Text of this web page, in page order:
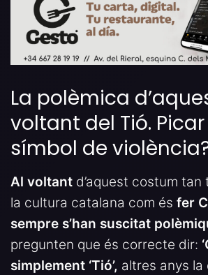
La polèmica
voltant del Tió. Picar
símbol de
Al voltant d’aquest costum
la cultura catalana com és fer
sempre s’han suscitat
pregunten que és correcte dir:
simplement ‘Tió’, altres anys la